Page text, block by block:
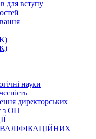
для вступу
науки
директорських
з ОП